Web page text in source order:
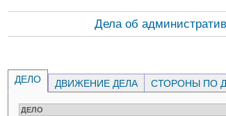
Дела об
ДЕЛО ДВИЖЕНИЕ ДЕЛА СТОРОНЫ ПО
ДЕЛО